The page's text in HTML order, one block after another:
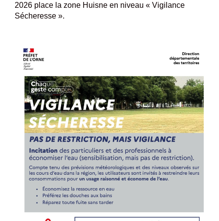
2026 place la zone Huisne en niveau « Vigilance
Sécheresse ».